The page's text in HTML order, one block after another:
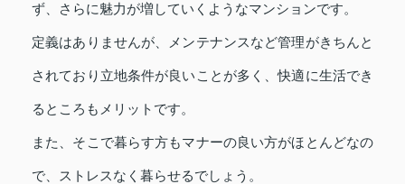
ず、さらに魅力が増していくようなマンションです。
定義はありませんが、メンテナンスなど管理がきちんと
されており立地条件が良いことが多く、快適に生活でき
るところもメリットです。
また、そこで暮らす方もマナーの良い方がほとんどなの
で、ストレスなく暮らせるでしょう。